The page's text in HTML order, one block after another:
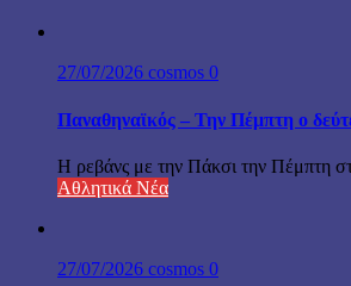
27/07/2026 cosmos 0
Παναθηναϊκός – Την Πέμπτη ο
Η ρεβάνς με την Πάκσι την Πέμπτη
Αθλητικά Νέα
27/07/2026 cosmos 0